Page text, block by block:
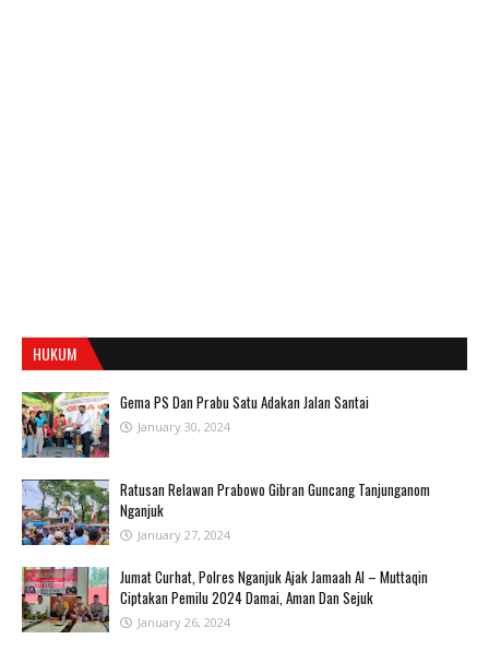
HUKUM
Gema PS Dan Prabu Satu Adakan Jalan Santai
January 30, 2024
Ratusan Relawan Prabowo Gibran Guncang Tanjunganom
Nganjuk
January 27, 2024
Jumat Curhat, Polres Nganjuk Ajak Jamaah Al – Muttaqin
Ciptakan Pemilu 2024 Damai, Aman Dan Sejuk
January 26, 2024